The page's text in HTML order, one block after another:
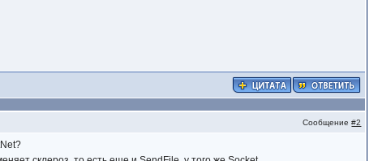
Сообщение#2